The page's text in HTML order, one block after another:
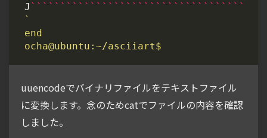
J
uuencodeでバイナリファイルをテキストファイル
に変換します。念のためcatでファイルの内容を確認
しました。